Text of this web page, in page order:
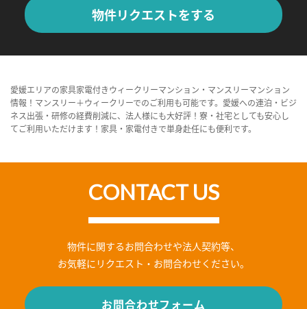
物件リクエストをする
愛媛エリアの家具家電付きウィークリーマンション・マンスリーマンション
情報！マンスリー＋ウィークリーでのご利用も可能です。愛媛への連泊・ビジ
ネス出張・研修の経費削減に、法人様にも大好評！寮・社宅としても安心し
てご利用いただけます！家具・家電付きで単身赴任にも便利です。
CONTACT US
物件に関するお問合わせや法人契約等、
お気軽にリクエスト・お問合わせください。
お問合わせフォーム